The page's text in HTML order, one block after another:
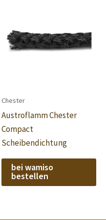
Chester
Austroflamm Chester
Compact
Scheibendichtung
bei wamiso
bestellen